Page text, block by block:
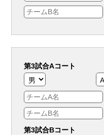
第3試合Aコート
第3試合Bコート